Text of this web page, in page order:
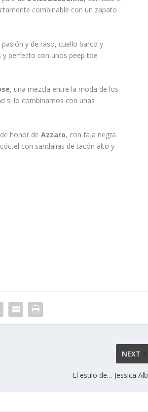
combinable con un zapato
y de raso, cuello barco y
y perfecto con unos peep toe
, una mezcla entre la moda de los
si lo combinamos con unas
honor deAzzaro, con faja negra
con sandalias de tacón alto y
NEXT
El estilo de… Jessica